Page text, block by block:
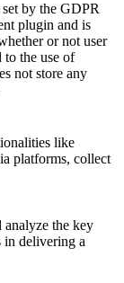
by the GDPR
plugin and is
or not user
to the use of
not store any
like
platforms, collect
analyze the key
in delivering a